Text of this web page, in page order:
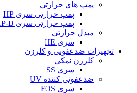
پمپ های حرارتی
پمپ حرارتی سری HP
پمپ حرارتی سری HP-B
مبدل حرارتی
سری HE
تجهیزات ضدعفونی و کلرزن
کلرزن نمکی
سری SS
ضدعفونی کننده UV
سری FOS